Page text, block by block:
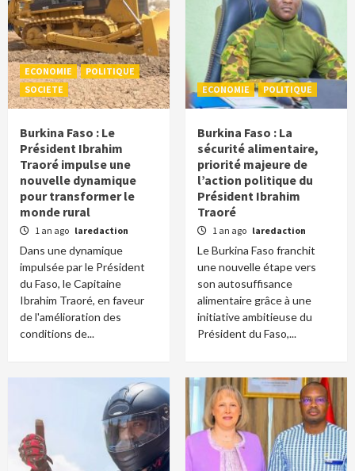
ECONOMIE
POLITIQUE
SOCIETE
Burkina Faso : Le
Président Ibrahim
Traoré impulse une
nouvelle dynamique
pour transformer le
monde rural
1 an ago laredaction
Dans une dynamique
impulsée par le Président
du Faso, le Capitaine
Ibrahim Traoré, en faveur
de l'amélioration des
conditions de...
ECONOMIE POLITIQUE
Burkina Faso : La
sécurité alimentaire,
priorité majeure de
l’action politique du
Président Ibrahim
Traoré
1 an ago laredaction
Le Burkina Faso franchit
une nouvelle étape vers
son autosuffisance
alimentaire grâce à une
initiative ambitieuse du
Président du Faso,...